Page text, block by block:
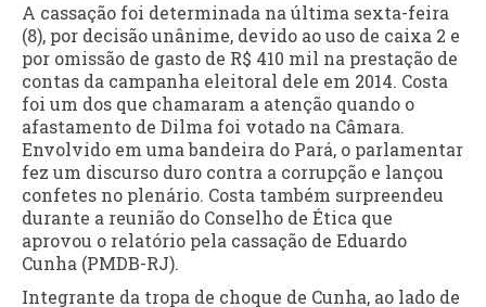
A cassação foi determinada na última sexta-feira
(8), por decisão unânime, devido ao uso de caixa 2 e
por omissão de gasto de R$ 410 mil na prestação de
contas da campanha eleitoral dele em 2014. Costa
foi um dos que chamaram a atenção quando o
afastamento de Dilma foi votado na Câmara.
Envolvido em uma bandeira do Pará, o parlamentar
fez um discurso duro contra a corrupção e lançou
confetes no plenário. Costa também surpreendeu
durante a reunião do Conselho de Ética que
aprovou o relatório pela cassação de Eduardo
Cunha (PMDB-RJ).
Integrante da tropa de choque de Cunha, ao lado de